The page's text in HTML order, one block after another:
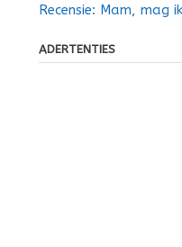
Recensie: Mam, mag
ADERTENTIES